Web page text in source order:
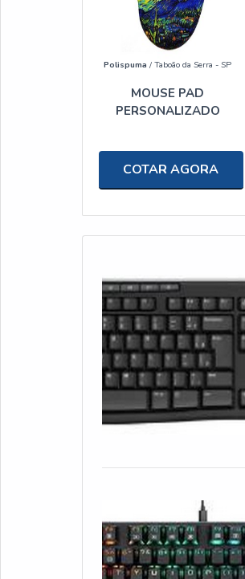
Polispuma / Taboão da Serra - SP
MOUSE PAD
PERSONALIZADO
COTAR AGORA